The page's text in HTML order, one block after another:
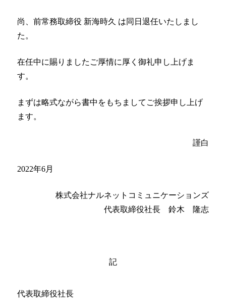
尚、前常務取締役 新海時久 は同日退任いたしまし
た。
在任中に賜りましたご厚情に厚く御礼申し上げま
す。
まずは略式ながら書中をもちましてご挨拶申し上げ
ます。
謹白
2022年6月
株式会社ナルネットコミュニケーションズ
代表取締役社長 鈴木 隆志
記
代表取締役社長
企業情報
ご挨拶
企業概要
お問い合わせ